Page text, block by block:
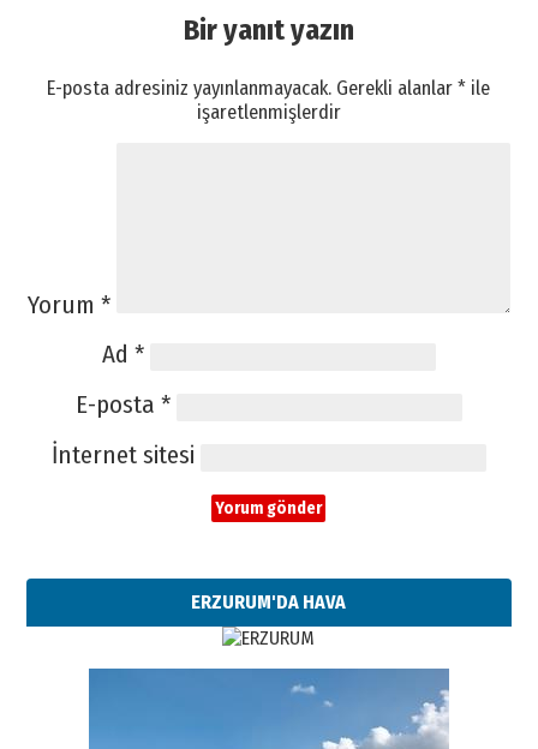
Bir yanıt yazın
E-posta adresiniz yayınlanmayacak. Gerekli alanlar* ile
işaretlenmişlerdir
Yorum *
Ad *
E-posta *
İnternet sitesi
ERZURUM'DA HAVA